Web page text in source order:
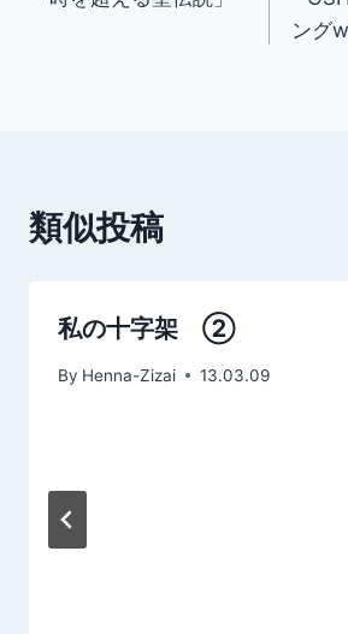
稿
ー
ョ
ン
ン
類似投稿
私の十字架 ②
By Henna-Zizai 13.03.09